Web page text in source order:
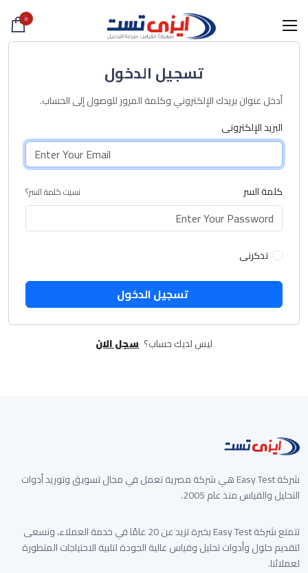
0
تسجيل الدخول
أدخل عنوان بريدك الإلكتروني وكلمة المرور للوصول إلى الحساب.
البريد الإلكترونى
نسيت كلمة السر؟ كلمة السر
تذكرنى
تسجيل الدخول
ليس لديك حساب؟ سجل الان
شركة Easy Test هي شركة مصرية تعمل في مجال تسويق وتوريد أدوات
التحليل والقياس منذ عام 2005.
تتمتع شركة Easy Test بخبرة تزيد عن 20 عامًا في خدمة العملاء، ونسعى
لتقديم حلول وأدوات تحليل وقياس عالية الجودة لتلبية الاحتياجات المتطورة
لعملائنا.